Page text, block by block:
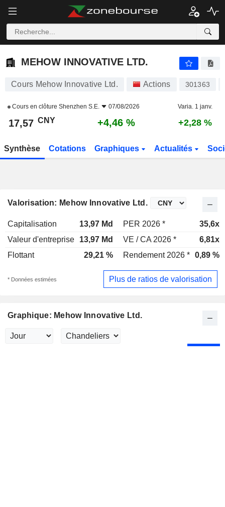
MEHOW INNOVATIVE LTD.
MEHOW INNOVATIVE LTD.
Cours Mehow Innovative Ltd. Actions 301363
Cours en clôture Shenzhen S.E. 07/08/2026 Varia. 1 janv.
17,57 CNY +4,46 % +2,28 %
Synthèse Cotations Graphiques Actualités
Valorisation: Mehow Innovative Ltd.
Capitalisation 13,97 Md PER 2026 *
35,6x
Valeur d'entreprise
13,97 Md VE / CA 2026 *
6,81x
Flottant
29,21 % Rendement 2026 * 0,89 %
* Données estimées Plus de ratios de valorisation
Graphique: Mehow Innovative Ltd.